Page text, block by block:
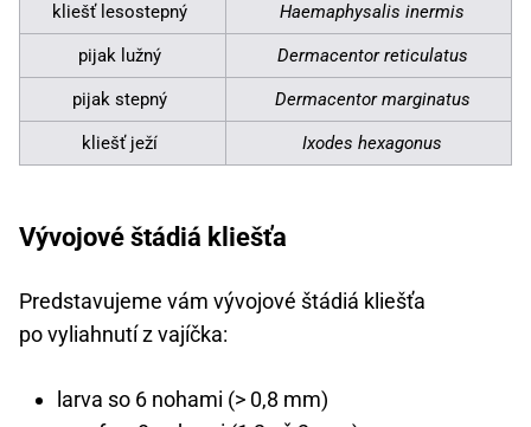
kliešť lesostepný Haemaphysalis inermis
pijak lužný Dermacentor reticulatus
pijak stepný Dermacentor marginatus
kliešť ježí Ixodes hexagonus
Vývojové štádiá kliešťa
Predstavujeme vám vývojové štádiá kliešťa
po vyliahnutí z vajíčka:
larva so 6 nohami (> 0,8 mm)